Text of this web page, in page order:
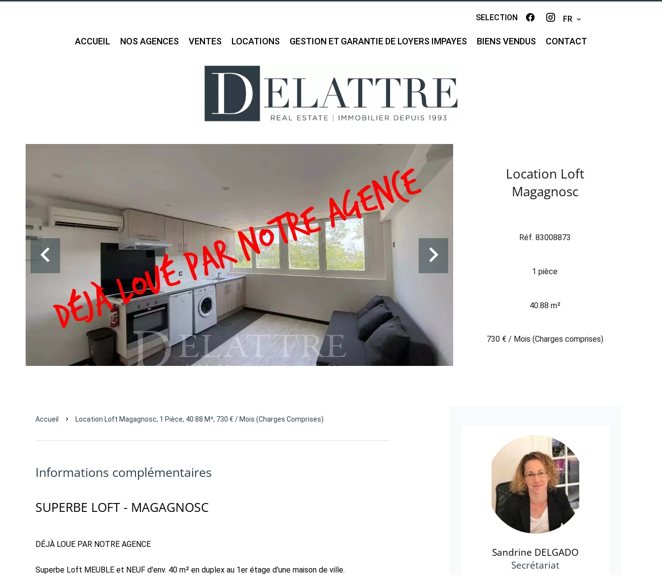
SELECTION FR
ACCUEIL NOS AGENCES VENTES LOCATIONS GESTION ET GARANTIE DE LOYERS IMPAYES BIENS VENDUS CONTACT
Location Loft
Magagnosc
Réf. 83008873
1 pièce
40.88 m²
730 € / Mois (Charges comprises)
Accueil Location Loft Magagnosc, 1 Pièce, 40.88 M², 730 € / Mois (Charges Comprises)
Informations complémentaires
SUPERBE LOFT - MAGAGNOSC
DÉJÀ LOUE PAR NOTRE AGENCE
Superbe Loft MEUBLE et NEUF d'env. 40 m² en duplex au 1er étage d'une maison de ville.
Sandrine DELGADO
Secrétariat